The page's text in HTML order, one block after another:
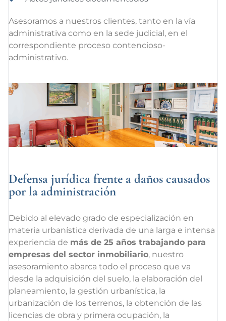
Asesoramos a nuestros clientes, tanto en la vía
administrativa como en la sede judicial, en el
correspondiente proceso contencioso-
administrativo.
Defensa jurídica frente a daños causados
por la administración
Debido al elevado grado de especialización en
materia urbanística derivada de una larga e intensa
experiencia de más de 25 años trabajando para
empresas del sector inmobiliario, nuestro
asesoramiento abarca todo el proceso que va
desde la adquisición del suelo, la elaboración del
planeamiento, la gestión urbanística, la
urbanización de los terrenos, la obtención de las
licencias de obra y primera ocupación, la